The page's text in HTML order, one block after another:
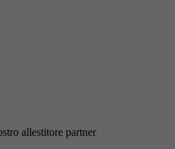
allestitore partner